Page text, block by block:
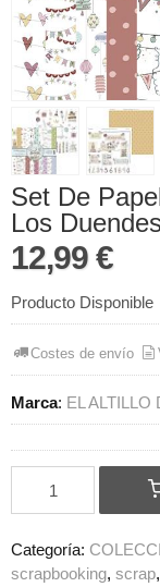
Set De
Los Duendes
12,99 €
Producto Disponible
Costes de envío
Marca: EL ALTILLO
Categoría:
scrapbooking scrap